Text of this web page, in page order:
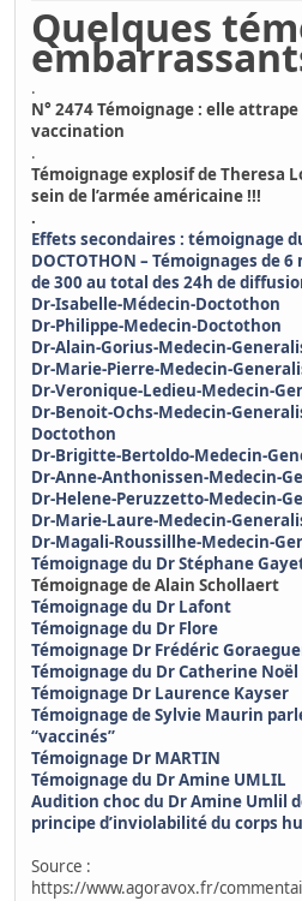
Quelques
.
N° 2474 Témoignage : elle
vaccination
.
Témoignage explosif de Theresa
sein de l’armée américaine !!!
.
Effets secondaires : témoignage
DOCTOTHON – Témoignages de
de 300 au total des 24h de
Dr-Isabelle-Médecin-Doctothon
Dr-Philippe-Medecin-Doctothon
Dr-Alain-Gorius-Medecin-
Dr-Marie-Pierre-Medecin-
Dr-Veronique-Ledieu-Medecin-
Dr-Benoit-Ochs-Medecin-
Doctothon
Dr-Brigitte-Bertoldo-Medecin-
Dr-Anne-Anthonissen-Medecin-
Dr-Helene-Peruzzetto-Medecin-
Dr-Marie-Laure-Medecin-
Dr-Magali-Roussillhe-Medecin-
Témoignage du Dr Stéphane
Témoignage de Alain Schollaert
Témoignage du Dr Lafont
Témoignage du Dr Flore
Témoignage Dr Frédéric
Témoignage du Dr Catherine Noël
Témoignage Dr Laurence Kayser
Témoignage de Sylvie Maurin
“vaccinés”
Témoignage Dr MARTIN
Témoignage du Dr Amine UMLIL
Audition choc du Dr Amine Umlil
principe d’inviolabilité du corps
Source :
https://www.agoravox.fr/